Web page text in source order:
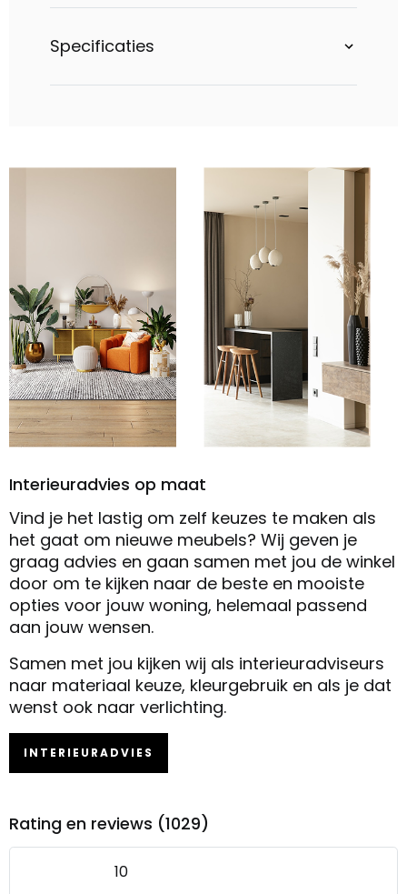
Specificaties
Interieuradvies op maat
Vind je het lastig om zelf keuzes te maken als
het gaat om nieuwe meubels? Wij geven je
graag advies en gaan samen met jou de winkel
door om te kijken naar de beste en mooiste
opties voor jouw woning, helemaal passend
aan jouw wensen.
Samen met jou kijken wij als interieuradviseurs
naar materiaal keuze, kleurgebruik en als je dat
wenst ook naar verlichting.
INTERIEURADVIES
Rating en reviews (1029)
10